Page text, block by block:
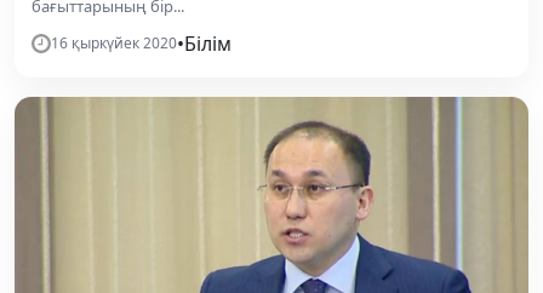
бағыттарының бір...
16 қыркүйек 2020•Білім